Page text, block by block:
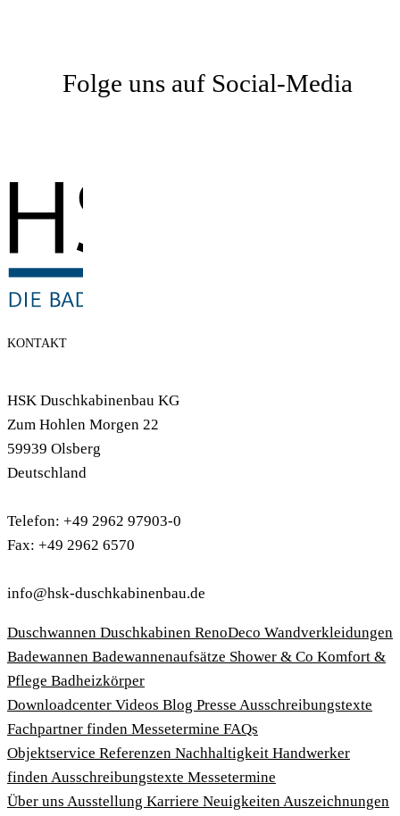
Folge uns auf Social-Media
KONTAKT
HSK Duschkabinenbau KG
Zum Hohlen Morgen 22
59939 Olsberg
Deutschland
Telefon: +49 2962 97903-0
Fax: +49 2962 6570
info@hsk-duschkabinenbau.de
Duschwannen Duschkabinen RenoDeco Wandverkleidungen
Badewannen Badewannenaufsätze Shower & Co Komfort &
Pflege Badheizkörper
Download­center Videos Blog Presse Ausschreibungstexte
Fachpartner finden Messetermine FAQs
Objektservice Referenzen Nachhaltigkeit Handwerker
findenAusschreibungstexte Messetermine
Über uns Ausstellung Karriere NeuigkeitenAuszeichnungen